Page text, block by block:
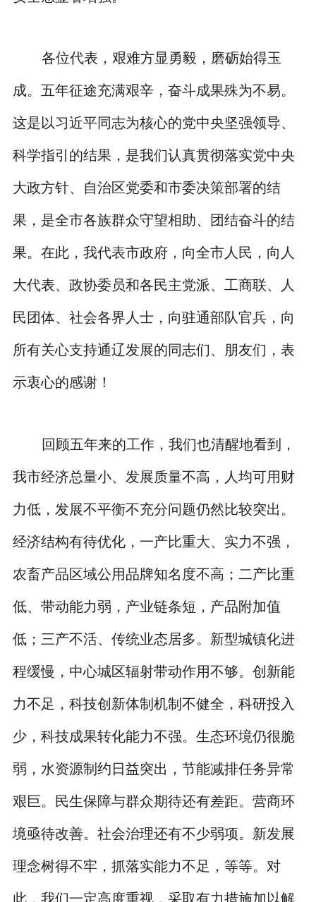
各位代表，艰难方显勇毅，磨砺始得玉
成。五年征途充满艰辛，奋斗成果殊为不易。
这是以习近平同志为核心的党中央坚强领导、
科学指引的结果，是我们认真贯彻落实党中央
大政方针、自治区党委和市委决策部署的结
果，是全市各族群众守望相助、团结奋斗的结
果。在此，我代表市政府，向全市人民，向人
大代表、政协委员和各民主党派、工商联、人
民团体、社会各界人士，向驻通部队官兵，向
所有关心支持通辽发展的同志们、朋友们，表
示衷心的感谢！
回顾五年来的工作，我们也清醒地看到，
我市经济总量小、发展质量不高，人均可用财
力低，发展不平衡不充分问题仍然比较突出。
经济结构有待优化，一产比重大、实力不强，
农畜产品区域公用品牌知名度不高；二产比重
低、带动能力弱，产业链条短，产品附加值
低；三产不活、传统业态居多。新型城镇化进
程缓慢，中心城区辐射带动作用不够。创新能
力不足，科技创新体制机制不健全，科研投入
少，科技成果转化能力不强。生态环境仍很脆
弱，水资源制约日益突出，节能减排任务异常
艰巨。民生保障与群众期待还有差距。营商环
境亟待改善。社会治理还有不少弱项。新发展
理念树得不牢，抓落实能力不足，等等。对
此，我们一定高度重视，采取有力措施加以解